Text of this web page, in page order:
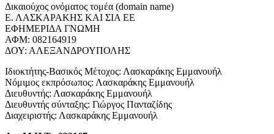
Δικαιούχος ονόματος τομέα (domain name)
Ε. ΛΑΣΚΑΡΑΚΗΣ ΚΑΙ ΣΙΑ ΕΕ
ΕΦΗΜΕΡΙΔΑ ΓΝΩΜΗ
ΑΦΜ: 082164919
ΔΟΥ: ΑΛΕΞΑΝΔΡΟΥΠΟΛΗΣ
Ιδιοκτήτης-Βασικός Μέτοχος: Λασκαράκης Εμμανουήλ
Νόμιμος εκπρόσωπος: Λασκαράκης Εμμανουήλ
Διευθυντής: Λασκαράκης Εμμανουήλ
Διευθυντής σύνταξης: Γιώργος Πανταζίδης
Διαχειριστής: Λασκαράκης Εμμανουήλ